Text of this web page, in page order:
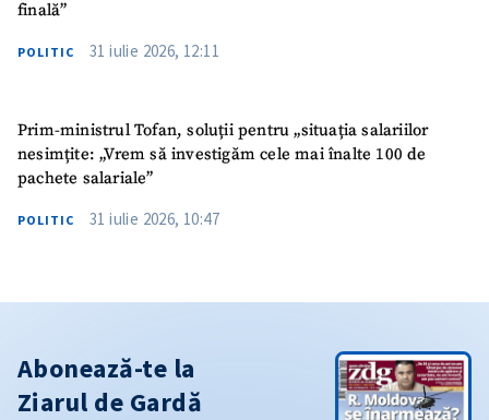
finală”
POLITIC 31 iulie 2026, 12:11
Prim-ministrul Tofan, soluții pentru „situația salariilor
nesimțite: „Vrem să investigăm cele mai înalte 100 de
pachete salariale”
POLITIC 31 iulie 2026, 10:47
Abonează-te la
Ziarul de Gardă